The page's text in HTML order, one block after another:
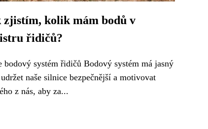
zjistím, kolik mám bodů v
řidičů?
bodový systém řidičů Bodový systém má jasný
naše silnice bezpečnější a motivovat
z nás, aby za...